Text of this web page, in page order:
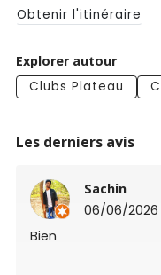
Obtenir l'itinéraire
Explorer autour
Clubs Plateau
Les derniers avis
Sachin
06/06/2026
Bien